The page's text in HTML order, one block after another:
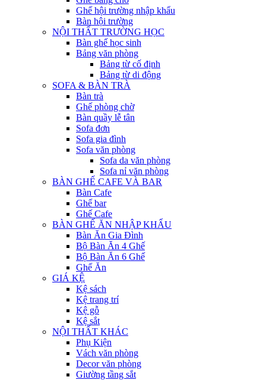
Ghế hội trường nhập khẩu
Bàn hội trường
NỘI THẤT TRƯỜNG HỌC
Bàn ghế học sinh
Bảng văn phòng
Bảng từ cố định
Bảng từ di động
SOFA & BÀN TRÀ
Bàn trà
Ghế phòng chờ
Bàn quầy lễ tân
Sofa đơn
Sofa gia đình
Sofa văn phòng
Sofa da văn phòng
Sofa nỉ văn phòng
BÀN GHẾ CAFE VÀ BAR
Bàn Cafe
Ghế bar
Ghế Cafe
BÀN GHẾ ĂN NHẬP KHẨU
Bàn Ăn Gia Đình
Bộ Bàn Ăn 4 Ghế
Bộ Bàn Ăn 6 Ghế
Ghế Ăn
GIÁ KỆ
Kệ sách
Kệ trang trí
Kệ gỗ
Kệ sắt
NỘI THẤT KHÁC
Phụ Kiện
Vách văn phòng
Decor văn phòng
Giường tầng sắt